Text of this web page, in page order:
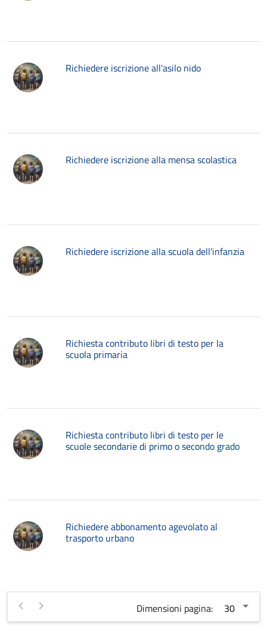
Richiedere iscrizione all'asilo nido
Richiedere iscrizione alla mensa scolastica
Richiedere iscrizione alla scuola dell'infanzia
Richiesta contributo libri di testo per la
scuola primaria
Richiesta contributo libri di testo per le
scuole secondarie di primo o secondo grado
Richiedere abbonamento agevolato al
trasporto urbano
Dimensioni pagina: